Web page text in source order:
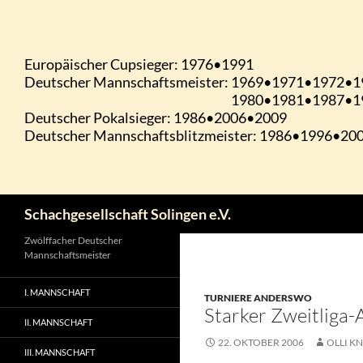
Schachgesellschaft Solingen e.V.
TURNIERE ANDERSWO
Starker
22. OKTOBER 2006 OLLI
Zwölffacher Deutscher
Mannschaftsmeister
I. MANNSCHAFT
II. MANNSCHAFT
III. MANNSCHAFT